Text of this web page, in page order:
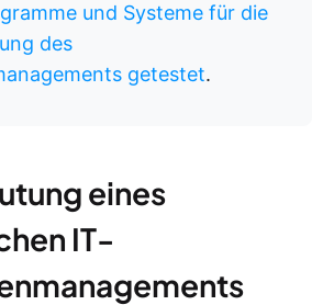
und Systeme für die
des
getestet.
eines
IT-